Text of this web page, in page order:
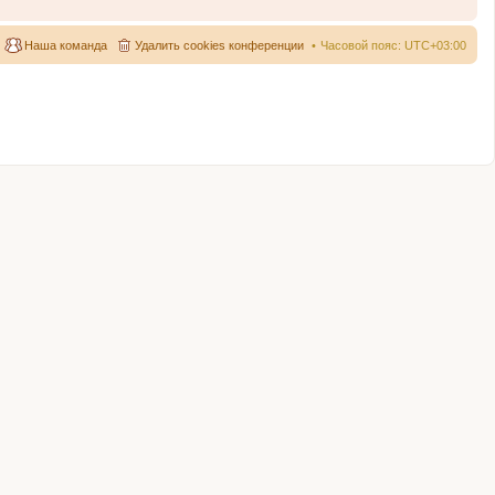
Часовой пояс: UTC+03:00
Удалить cookies конференции
Наша команда